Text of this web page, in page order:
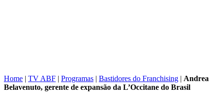
Home | TV ABF | Programas | Bastidores do Franchising | Andrea
Belavenuto, gerente de expansão da L’Occitane do Brasil